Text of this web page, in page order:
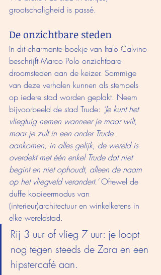
grootschaligheid is passé.
De onzichtbare steden
In dit charmante boekje van Italo Calvino
beschrijft Marco Polo onzichtbare
droomsteden aan de keizer. Sommige
van deze verhalen kunnen als stempels
op iedere stad worden geplakt. Neem
bijvoorbeeld de stad Trude: ‘Je kunt het
vliegtuig nemen wanneer je maar wilt,
maar je zult in een ander Trude
aankomen, in alles gelijk, de wereld is
overdekt met één enkel Trude dat niet
begint en niet ophoudt, alleen de naam
op het vliegveld verandert.’ Oftewel de
duffe kopieermodus van
(interieur)architectuur en winkelketens in
elke wereldstad.
Rij 3 uur of vlieg 7 uur: je loopt
nog tegen steeds de Zara en een
hipstercafé aan.